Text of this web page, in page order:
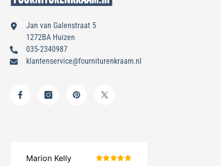
Jan van Galenstraat 5
1272BA Huizen
035-2340987
klantenservice@fourniturenkraam.nl